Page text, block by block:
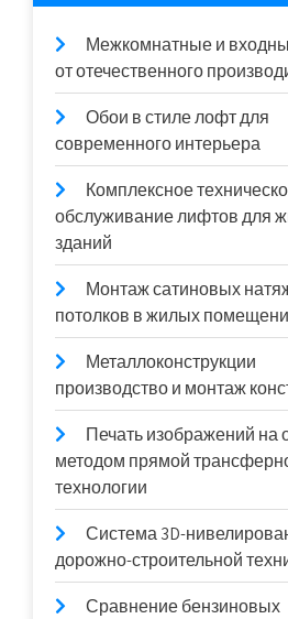
Межкомнатные и
от отечественного
Обои в стиле лофт для
современного интерьера
Комплексное
обслуживание лифтов для
зданий
Монтаж сатиновых
потолков в жилых
Металлоконструкции
производство и монтаж
Печать изображений на
методом прямой
технологии
Система 3D-
дорожно-строительной
Сравнение бензиновых